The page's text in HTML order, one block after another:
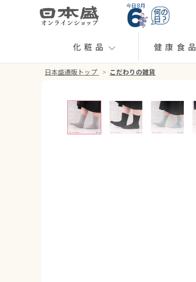
今日 8月
化粧品 健康食品
日本盛通販トップ > こだわりの雑貨